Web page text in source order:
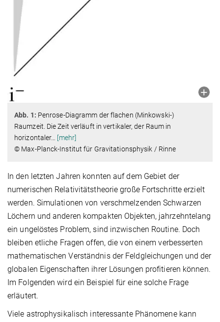
Abb. 1: Penrose-Diagramm der flachen (Minkowski-)
Raumzeit. Die Zeit verläuft in vertikaler, der Raum in
horizontaler… [mehr]
© Max-Planck-Institut für Gravitationsphysik / Rinne
In den letzten Jahren konnten auf dem Gebiet der
numerischen Relativitätstheorie große Fortschritte erzielt
werden. Simulationen von verschmelzenden Schwarzen
Löchern und anderen kompakten Objekten, jahrzehntelang
ein ungelöstes Problem, sind inzwischen Routine. Doch
bleiben etliche Fragen offen, die von einem verbesserten
mathematischen Verständnis der Feldgleichungen und der
globalen Eigenschaften ihrer Lösungen profitieren können.
Im Folgenden wird ein Beispiel für eine solche Frage
erläutert.
Viele astrophysikalisch interessante Phänomene kann